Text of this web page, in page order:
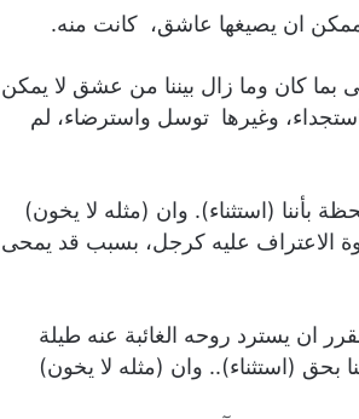
ان يصيغها عاشق، كانت منه.
بما كان وما زال بيننا من عشق لا يمكن
وغيرها توسل واسترضاء، لم
بأننا (استثناء). وان (مثله لا يخون)
الاعتراف عليه كرجل، بسبب قد يمحى
ان يسترد روحه الغائبة عنه طيلة
بحق (استثناء).. وان (مثله لا يخون)